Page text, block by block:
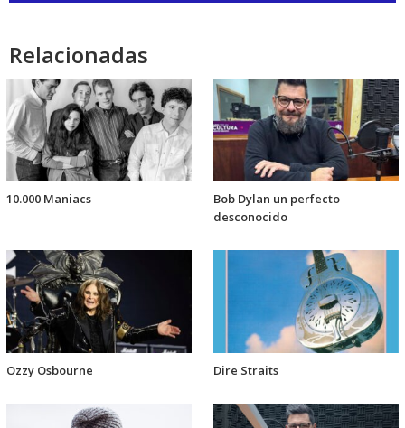
Relacionadas
10.000 Maniacs
Bob Dylan un perfecto
desconocido
Ozzy Osbourne Dire Straits